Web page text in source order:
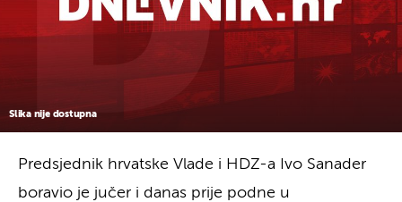
Slika nije dostupna
Predsjednik hrvatske Vlade i HDZ-a Ivo Sanader
boravio je jučer i danas prije podne u